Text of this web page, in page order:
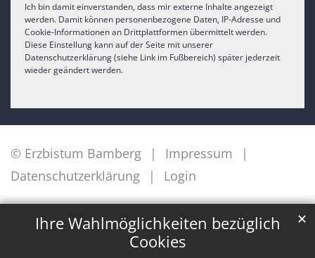
Ihre Wahlmöglichkeiten bezüglich
Cookies
✕
Ich bin damit einverstanden, dass mir externe Inhalte angezeigt
werden. Damit können personenbezogene Daten, IP-Adresse und
Cookie-Informationen an Drittplattformen übermittelt werden.
Diese Einstellung kann auf der Seite mit unserer
Datenschutzerklärung (siehe Link im Fußbereich) später jederzeit
wieder geändert werden.
© Erzbistum Bamberg
Impressum
Datenschutzerklärung
Login